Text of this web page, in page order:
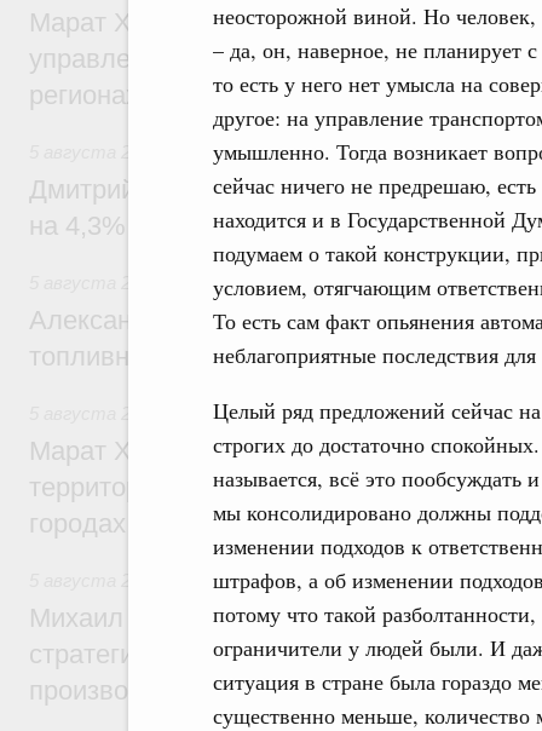
неосторожной виной. Но человек,
– да, он, наверное, не планирует
то есть у него нет умысла на
другое: на управление
умышленно. Тогда возникает
сейчас ничего не предрешаю,
находится и в Государственной
подумаем о такой конструкции,
условием, отягчающим
То есть сам факт опьянения
неблагоприятные последствия
Целый ряд предложений сейчас
строгих до достаточно
называется, всё это
мы консолидировано должны
изменении подходов к
штрафов, а об изменении
потому что такой
ограничители у людей были. И
ситуация в стране была гораздо
существенно меньше,
Марат Хуснуллин: По решению
управление «ДОМ.РФ» перейдёт более
регионах
Внутренний и въездной туризм
Дмитрий Чернышенко: Внутренний
на 4,3%, въездной – на 20,1%
Оборот бензина и дизельного топлива
Александр Новак провёл совещание по
топливном рынке
Жилищная политика, рынок жилья
Марат Хуснуллин: Первые проекты
территорий в Донбассе и Новороссии
городах ДНР
Вопросы производительности труда и
Михаил Мишустин дал поручения по
стратегической сессии, посвящённой
производительности труда